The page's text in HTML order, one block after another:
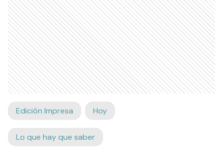
Edición Impresa Hoy
Lo que hay que saber